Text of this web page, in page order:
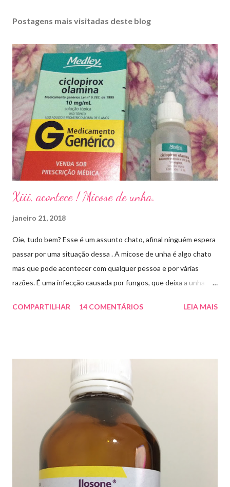
Postagens mais visitadas deste blog
Xiii, acontece ! Micose de unha.
janeiro 21, 2018
Oie, tudo bem? Esse é um assunto chato, afinal ninguém espera
passar por uma situação dessa . A micose de unha é algo chato
mas que pode acontecer com qualquer pessoa e por várias
razões. É uma infecção causada por fungos, que deixa a unha
descolar da pele. As causas mais comuns dessas micoses é por
micose de unha é feito com esmaltes antifúngicos ou remédios
orais ,ou para aplicação local receitados pelo dermatologista. O
tempo para tratamento pode variar de 06 meses a um ano. Para
quem prefere tratamentos caseiros , pode aplicar óleo de cravo
duas vezes ao dia. Eu já passei por isso, pelo uso de muito
sapato fechado e apertado . E utilizei o Ciclopirox olamina que é
um agente antifúngico sintético para tratamento dermatológico
COMPARTILHAR 14 COMENTÁRIOS LEIA MAIS